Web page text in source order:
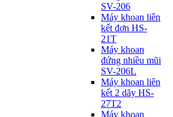
SV-206
Máy khoan liên
kết đơn HS-
21T
Máy khoan
đứng nhiều mũi
SV-206L
Máy khoan liên
kết 2 dãy HS-
27T2
Máy khoan